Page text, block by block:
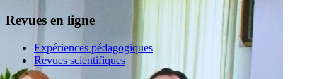
Revues en ligne
Expériences pédagogiques
Revues scientifiques